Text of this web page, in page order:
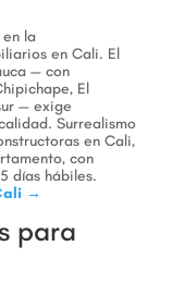
la
en Cali. El
— con
El
— exige
Surrealismo
en Cali,
con
días hábiles.
→
para